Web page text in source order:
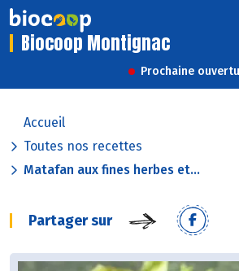
Biocoop Montignac
Prochaine
Accueil
Toutes nos recettes
Matafan aux fines herbes et...
Partager sur